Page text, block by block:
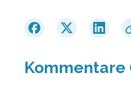
Kommentare